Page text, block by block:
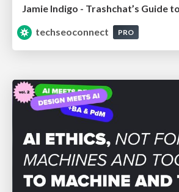
techseoconnect
PRO